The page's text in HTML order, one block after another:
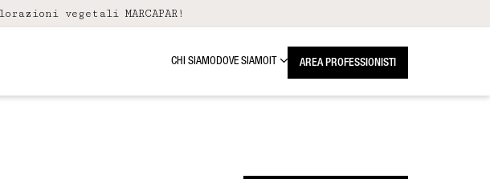
vegetali MARCAPAR!
CHI SIAMODOVE SIAMOIT AREA PROFESSIONISTI